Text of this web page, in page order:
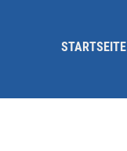
STARTSEITE